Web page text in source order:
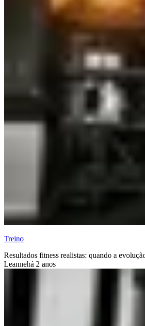
Treino
Resultados fitness realistas: quando a
Leannehá 2 anos